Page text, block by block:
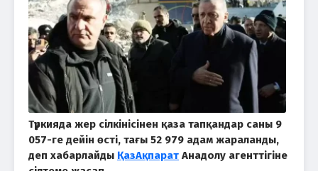
Түркияда жер сілкінісінен қаза тапқандар саны 9
057-ге дейін өсті, тағы 52 979 адам жараланды,
деп хабарлайды ҚазАқпарат Анадолу агенттігіне